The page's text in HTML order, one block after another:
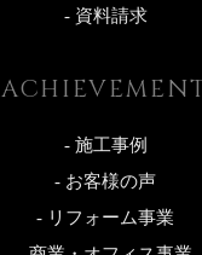
- 資料請求
- 施工事例
- お客様の声
- リフォーム事業